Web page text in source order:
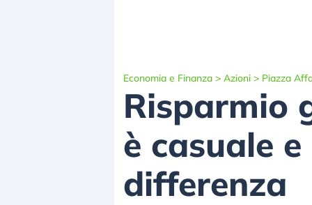
Economia e Finanza > Azioni > Piazza
Risparmio
è casuale
differenza